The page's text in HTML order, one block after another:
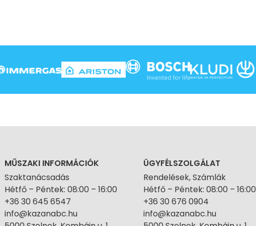
MŰSZAKI INFORMÁCIÓK
Szaktanácsadás
Hétfő – Péntek: 08:00 – 16:00
+36 30 645 6547
info@kazanabc.hu
ÜGYFÉLSZOLGÁLAT
Rendelések, Számlák
Hétfő – Péntek: 08:00 – 16:00
+36 30 676 0904
info@kazanabc.hu